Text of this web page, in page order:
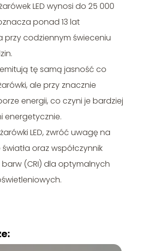
LED wynosi do 25 000
ponad 13 lat
przy codziennym świeceniu
emitują tę samą jasność co
ale przy znacznie
energii, co czyni je bardziej
energetycznie.
LED, zwróć uwagę na
oraz współczynnik
(CRI) dla optymalnych